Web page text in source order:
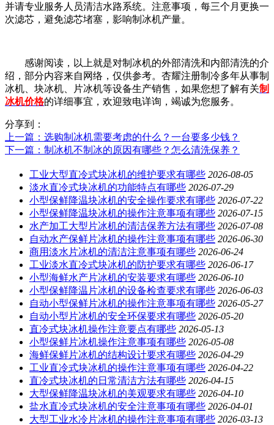
并请专业服务人员清洁水路系统。注意事项，每三个月更换一
次滤芯，避免滤芯堵塞，影响制冰机产量。
感谢阅读，以上就是对制冰机的外部清洗和内部清洗的介
绍，部分内容来自网络，仅供参考。杏耀注册制冷多年从事制
冰机、块冰机、片冰机等设备生产销售，如果您想了解有关制
冰机价格的详细事宜，欢迎致电详询，竭诚为您服务。
分享到：
上一篇 ：选购制冰机需要考虑的什么？一台要多少钱？
下一篇 ：制冰机不制冰的原因有哪些？怎么清洗保养？
工业大型直冷式块冰机的维护要求有哪些 2026-08-05
淡水直冷式块冰机的功能特点有哪些 2026-07-29
小型保鲜降温块冰机的安全操作要求有哪些 2026-07-22
小型保鲜降温块冰机的操作注意事项有哪些 2026-07-15
水产加工大型片冰机的清洁保养方法有哪些 2026-07-08
自动水产保鲜片冰机的操作注意事项有哪些 2026-06-30
商用淡水片冰机的清洁注意事项有哪些 2026-06-24
工业淡水直冷式块冰机的防护要求有哪些 2026-06-17
小型海鲜水产片冰机的安装要求有哪些 2026-06-10
小型保鲜降温片冰机的设备检查要求有哪些 2026-06-03
自动小型保鲜片冰机的操作注意事项有哪些 2026-05-27
自动小型片冰机的安全环保要求有哪些 2026-05-20
直冷式块冰机操作注意要点有哪些 2026-05-13
小型保鲜片冰机操作注意事项有哪些 2026-05-08
海鲜保鲜片冰机的结构设计要求有哪些 2026-04-29
工业直冷式块冰机的操作注意事项有哪些 2026-04-22
直冷式块冰机的日常清洁方法有哪些 2026-04-15
大型保鲜降温块冰机的美观要求有哪些 2026-04-10
盐水直冷式块冰机的安全注意事项有哪些 2026-04-01
大型工业水冷片冰机的操作注意事项有哪些 2026-03-13